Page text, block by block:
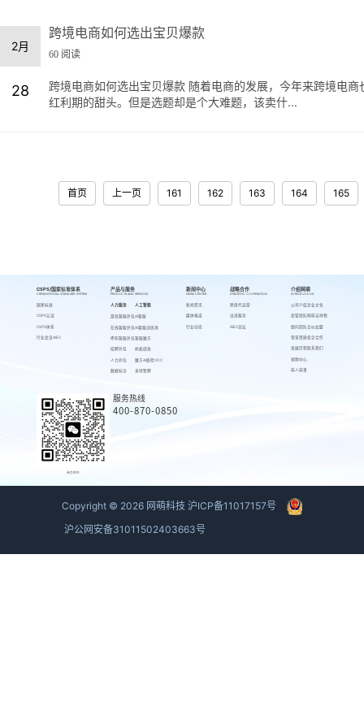
2月
28
跨境电商如何选出宝贝爆款
60 阅读
跨境电商如何选出宝贝爆款 随着电商的发展，今年来跨境电
红利期的甜头。但是选题却是个大难题，该卖什...
首页 上一页 161 162 163 164 165
CSPS/国家标准体系
CSPS/NATIONAL STANDARD SYSTEM
国家标准
CSPS认证
CSPS体系
行业会议AIEC
产品与服务
PRODUCTS AND SERVICES
人力服务
游戏客服外包
在线客服外包
呼叫客服外包
招聘外包
人力外包
数据标注
人工智能
AI客服
AI客服训练场
客服魔方
蚂蚁绩效
魔方AI质检VOC
来呗智聘
新闻中心
NEWS CENTER
新闻资讯
媒体报道
行业动态
战略合作
STRATEGIC COOPERATION
跨境代运营
出海服务
AIEC论坛
介绍网萌
INTRODUCE US
公司介绍
高管团队
顾问团队
荣誉资质
发展历程
视频中心
萌人萌事
企业文化
网萌吉祥物
合伙加盟
校企合作
联系我们
商务联系
服务热线
400-870-0850
Copyright © 2026 网萌科技 沪ICP备11017157号
沪公网安备31011502403663号